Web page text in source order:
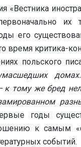
их
его
время критика-
польского
к тому же бред
годы
к самым
событий.